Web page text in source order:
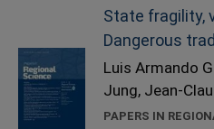
State fragility,
Dangerous
Luis Armando
Jung, Jean-
PAPERS IN